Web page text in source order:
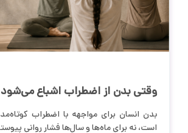
وقتی بدن از اضطراب اشباع می‌شود
بدن انسان برای مواجهه با اضطراب
است، نه برای ماه‌ها و سال‌ها فشار روانی